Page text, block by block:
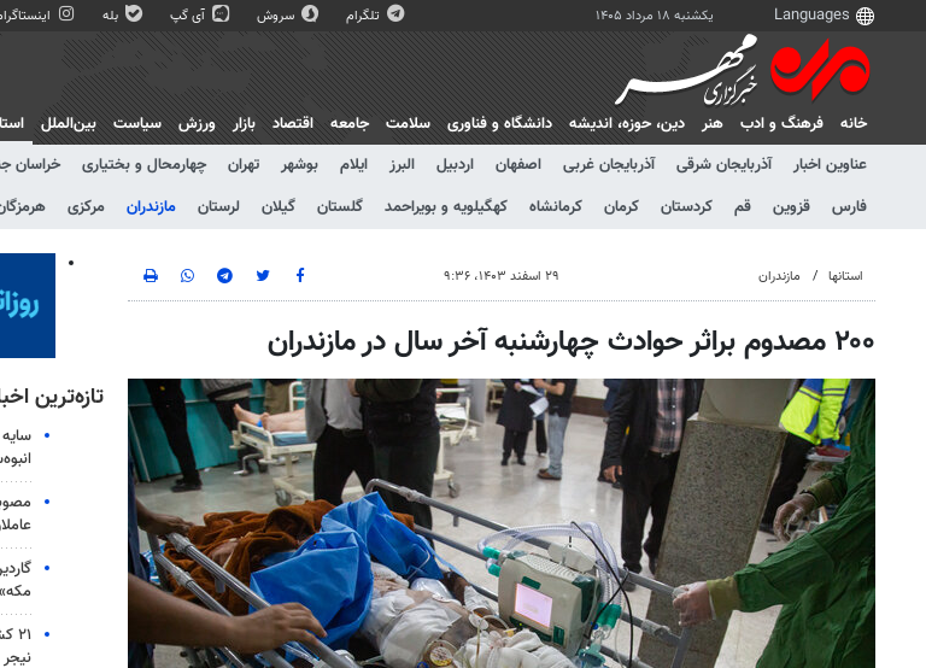
یکشنبه ۱۸ مرداد ۱۴۰۵ تلگرام سروش آی گپ بله
خانه فرهنگ و ادب هنر دين، حوزه، انديشه دانشگاه و فناوری سلامت جامعه اقتصاد بازار ورزش سیاست بین‌الملل
عناوین اخبار
آذربایجان شرقی آذربایجان غربی اصفهان اردبیل البرز ایلام بوشهر تهران چهارمحال و بختیاری خراسان
فارس
قزوین قم کردستان کرمان کرمانشاه کهگیلویه و بویراحمد گلستان گیلان لرستان مازندران مرکزی
استانها مازندران ۲۹ اسفند ۱۴۰۳، ۹:۳۶
۲۰۰ مصدوم براثر حوادث چهارشنبه آخر سال در مازندران
تازه‌ترین
نیجر